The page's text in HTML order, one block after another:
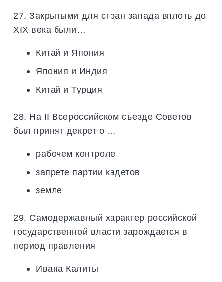
27. Закрытыми для стран запада вплоть до
XIX века были…
Китай и Япония
Япония и Индия
Китай и Турция
28. На II Всероссийском съезде Советов
был принят декрет о …
рабочем контроле
запрете партии кадетов
земле
29. Самодержавный характер российской
государственной власти зарождается в
период правления
Ивана Калиты